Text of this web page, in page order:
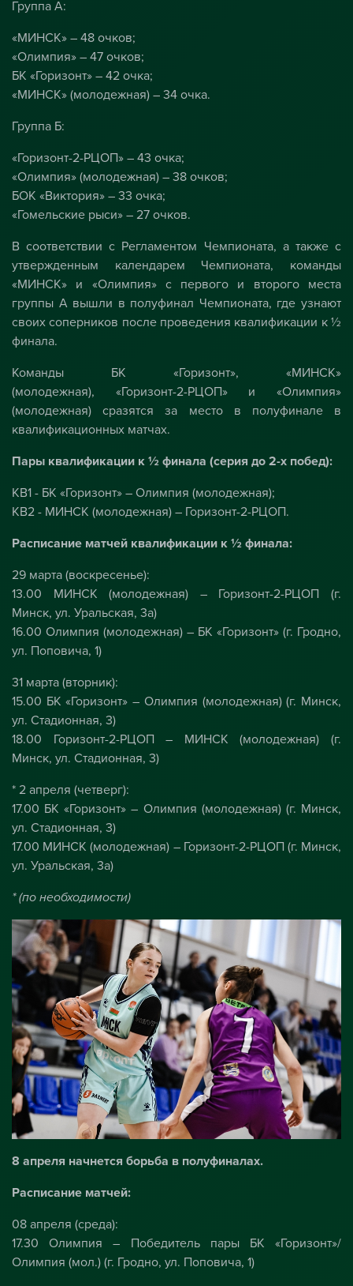
Группа А:
«МИНСК» – 48 очков;
«Олимпия» – 47 очков;
БК «Горизонт» – 42 очка;
«МИНСК» (молодежная) – 34 очка.
Группа Б:
«Горизонт-2-РЦОП» – 43 очка;
«Олимпия» (молодежная) – 38 очков;
БОК «Виктория» – 33 очка;
«Гомельские рыси» – 27 очков.
В соответствии с Регламентом Чемпионата, а также с
утвержденным календарем Чемпионата, команды
«МИНСК» и «Олимпия» с первого и второго места
группы А вышли в полуфинал Чемпионата, где узнают
своих соперников после проведения квалификации к ½
финала.
Команды БК «Горизонт», «МИНСК»
(молодежная), «Горизонт-2-РЦОП» и «Олимпия»
(молодежная) сразятся за место в полуфинале в
квалификационных матчах.
Пары квалификации к ½ финала (серия до 2-х побед):
КВ1 - БК «Горизонт» – Олимпия (молодежная);
КВ2 - МИНСК (молодежная) – Горизонт-2-РЦОП.
Расписание матчей квалификации к ½ финала:
29 марта (воскресенье):
13.00 МИНСК (молодежная) – Горизонт-2-РЦОП (г.
Минск, ул. Уральская, 3а)
16.00 Олимпия (молодежная) – БК «Горизонт» (г. Гродно,
ул. Поповича, 1)
31 марта (вторник):
15.00 БК «Горизонт» – Олимпия (молодежная) (г. Минск,
ул. Стадионная, 3)
18.00 Горизонт-2-РЦОП – МИНСК (молодежная) (г.
Минск, ул. Стадионная, 3)
* 2 апреля (четверг):
17.00 БК «Горизонт» – Олимпия (молодежная) (г. Минск,
ул. Стадионная, 3)
17.00 МИНСК (молодежная) – Горизонт-2-РЦОП (г. Минск,
ул. Уральская, 3а)
* (по необходимости)
8 апреля начнется борьба в полуфиналах.
Расписание матчей:
08 апреля (среда):
17.30 Олимпия – Победитель пары БК «Горизонт»/
Олимпия (мол.) (г. Гродно, ул. Поповича, 1)